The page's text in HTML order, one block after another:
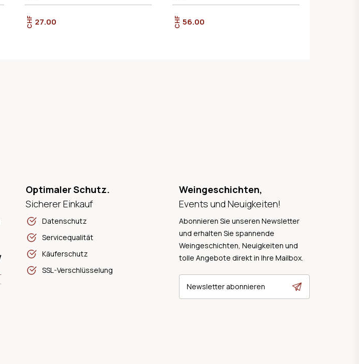
CHF 27.00 CHF 56.00
Optimaler Schutz.
Sicherer Einkauf
Datenschutz
Servicequalität
Käuferschutz
SSL-Verschlüsselung
Weingeschichten,
Events und Neuigkeiten!
Abonnieren Sie unseren Newsletter
und erhalten Sie spannende
Weingeschichten, Neuigkeiten und
tolle Angebote direkt in Ihre Mailbox.
Newsletter abonnieren